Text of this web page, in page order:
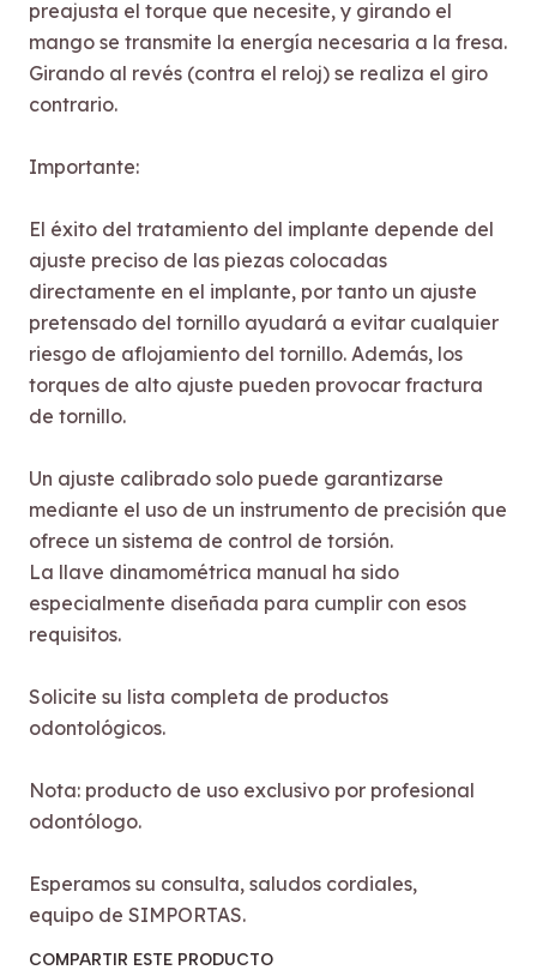
preajusta el torque que necesite, y girando el
mango se transmite la energía necesaria a la fresa.
Girando al revés (contra el reloj) se realiza el giro
contrario.
Importante:
El éxito del tratamiento del implante depende del
ajuste preciso de las piezas colocadas
directamente en el implante, por tanto un ajuste
pretensado del tornillo ayudará a evitar cualquier
riesgo de aflojamiento del tornillo. Además, los
torques de alto ajuste pueden provocar fractura
de tornillo.
Un ajuste calibrado solo puede garantizarse
mediante el uso de un instrumento de precisión que
ofrece un sistema de control de torsión.
La llave dinamométrica manual ha sido
especialmente diseñada para cumplir con esos
requisitos.
Solicite su lista completa de productos
odontológicos.
Nota: producto de uso exclusivo por profesional
odontólogo.
Esperamos su consulta, saludos cordiales,
equipo de SIMPORTAS.
COMPARTIR ESTE PRODUCTO